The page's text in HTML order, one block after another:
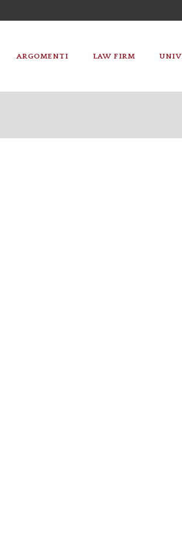
ARGOMENTI LAW FIRM